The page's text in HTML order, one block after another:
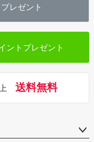
レゼント
ントプレゼント
上 送料無料